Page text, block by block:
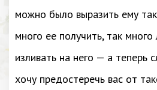
можно было выразить ему
много ее получить, так
изливать на него — а теперь
хочу предостеречь вас от